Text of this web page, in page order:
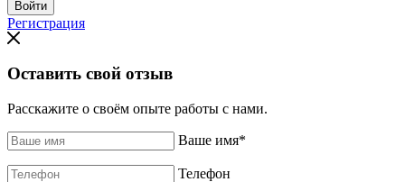
Регистрация
Оставить свой отзыв
Расскажите о своём опыте работы с нами.
Ваше имя*
Телефон